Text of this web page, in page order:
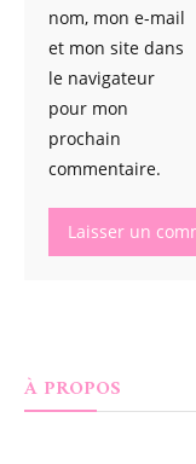
nom, mon e-mail
et mon site dans
le navigateur
pour mon
prochain
commentaire.
À PROPOS